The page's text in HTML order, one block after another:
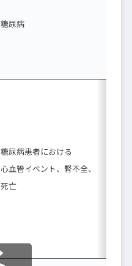
糖尿病
糖尿病患者における
心血管イベント、腎不全、
死亡